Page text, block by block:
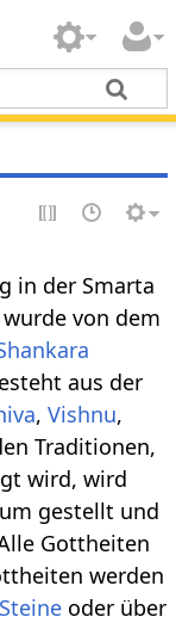
in der Smarta
wurde von dem
aus der
,Vishnu,
Traditionen,
wird, wird
gestellt und
Gottheiten
werden
Steine oder über